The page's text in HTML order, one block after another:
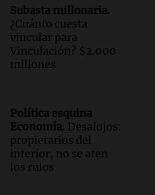
cortes de carne y
bromas en
bromas en
llega a Córdoba a
Subasta millonaria.
¿Cuánto cuesta
vincular para
Vinculación? $2.000
millones
Política esquina
Economía. Desalojos:
propietarios del
interior, no se aten
los rulos